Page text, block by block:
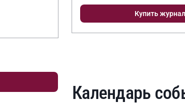
Купить журнал
Календарь